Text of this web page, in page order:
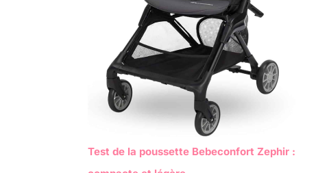
Test de la poussette Bebeconfort Zephir :